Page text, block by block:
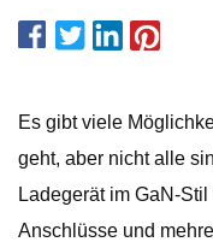
Es gibt viele
geht, aber nicht alle
Ladegerät im GaN-
Anschlüsse und